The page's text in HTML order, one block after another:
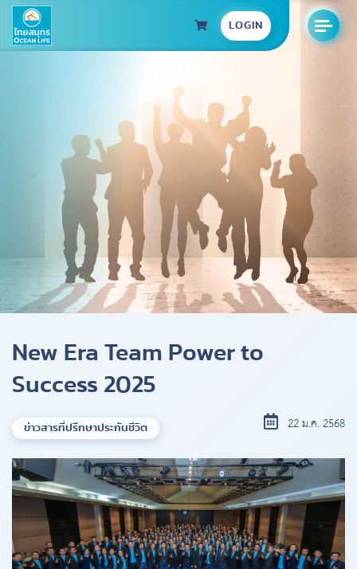
LOGIN
New Era Team Power to
Success 2025
ข่าวสารที่ปรึกษาประกันชีวิต 22 ม.ค. 2568